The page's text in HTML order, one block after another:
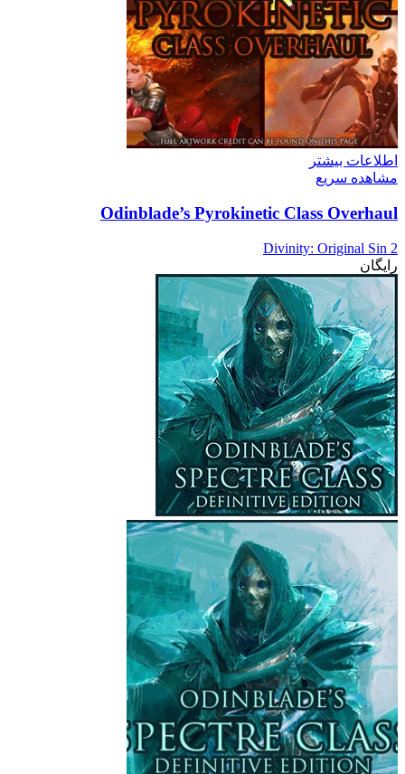
اطلاعات بیشتر
مشاهده سریع
Odinblade’s Pyrokinetic Class Overhaul
Divinity: Original Sin 2
رایگان